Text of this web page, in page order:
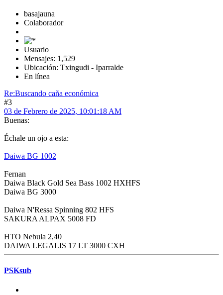
basajauna
Colaborador
Usuario
Mensajes: 1,529
Ubicación: Txingudi - Iparralde
En línea
Re:Buscando caña económica
#3
03 de Febrero de 2025, 10:01:18 AM
Buenas:
Échale un ojo a esta:
Daiwa BG 1002
Fernan
Daiwa Black Gold Sea Bass 1002 HXHFS
Daiwa BG 3000
Daiwa N'Ressa Spinning 802 HFS
SAKURA ALPAX 5008 FD
HTO Nebula 2,40
DAIWA LEGALIS 17 LT 3000 CXH
PSKsub